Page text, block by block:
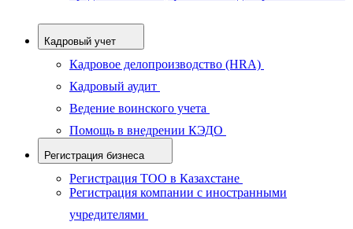
Кадровый учет
Кадровое делопроизводство (HRA)
Кадровый аудит
Ведение воинского учета
Помощь в внедрении КЭДО
Регистрация бизнеса
Регистрация ТОО в Казахстане
Регистрация компании с иностранными
учредителями